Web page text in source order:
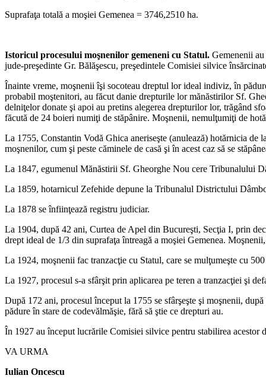
Suprafaţa totală a moşiei Gemenea = 3746,2510 ha.
Istoricul procesului moşnenilor gemeneni cu Statul. Gemenenii
jude-preşedinte Gr. Bălăşescu, preşedintele Comisiei silvice
Înainte vreme, moşnenii îşi socoteau dreptul lor ideal indiviz, în
probabil moştenitori, au făcut danie drepturile lor mănăstirilor Sf.
delniţelor donate şi apoi au pretins alegerea drepturilor lor, trăgând
făcută de 24 boieri numiţi de stăpânire. Moşnenii, nemulţumiţi de
La 1755, Constantin Vodă Ghica aneriseşte (anulează) hotărnicia de
moşnenilor, cum şi peste căminele de casă şi în acest caz să se
La 1847, egumenul Mănăstirii Sf. Gheorghe Nou cere Tribunalului
La 1859, hotarnicul Zefehide depune la Tribunalul Districtului
La 1878 se înfiinţează registru judiciar.
La 1904, după 42 ani, Curtea de Apel din Bucureşti, Secţia I, prin
drept ideal de 1/3 din suprafaţa întreagă a moşiei Gemenea.
La 1924, moşnenii fac tranzacţie cu Statul, care se mulţumeşte cu
La 1927, procesul s-a sfârşit prin aplicarea pe teren a tranzacţiei şi
După 172 ani, procesul început la 1755 se sfârşeşte şi moşnenii,
pădure în stare de codevălmăşie, fără să ştie ce drepturi au.
În 1927 au început lucrările Comisiei silvice pentru stabilirea
VA URMA
Iulian Oncescu